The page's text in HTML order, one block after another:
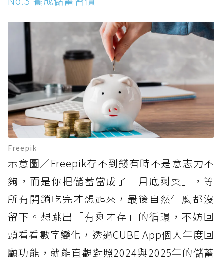
Freepik
示意圖／Freepik存不到錢有時不是意志力不
夠，而是你把儲蓄當成了「月底剩菜」，等
所有開銷吃完才想起來，最後自然什麼都沒
留下。想跳出「有剩才存」的循環，不妨回
頭看看數字變化，透過CUBE App個人年度回
顧功能，就能直觀對照2024與2025年的儲蓄